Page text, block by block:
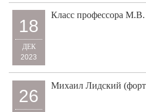
18
ДЕК
2023
Класс профессора
26
Михаил Лидский